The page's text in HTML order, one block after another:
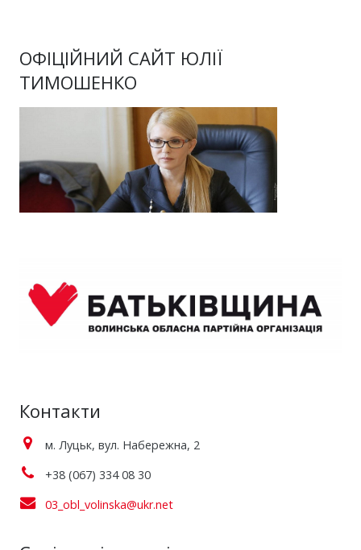
ОФІЦІЙНИЙ САЙТ ЮЛІЇ
ТИМОШЕНКО
Контакти
м. Луцьк, вул. Набережна, 2
+38 (067) 334 08 30
03_obl_volinska@ukr.net